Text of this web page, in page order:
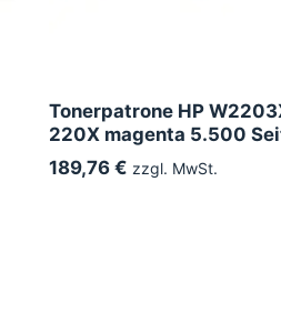
Tonerpatrone HP
220X magenta 5.500
189,76 € zzgl. MwSt.